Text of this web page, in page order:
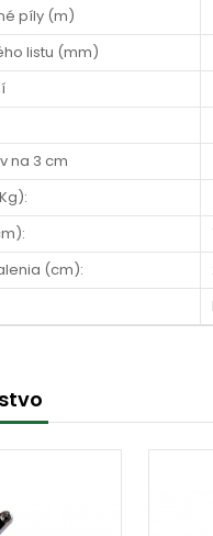
píly (m)
listu (mm)
na 3 cm
(cm):